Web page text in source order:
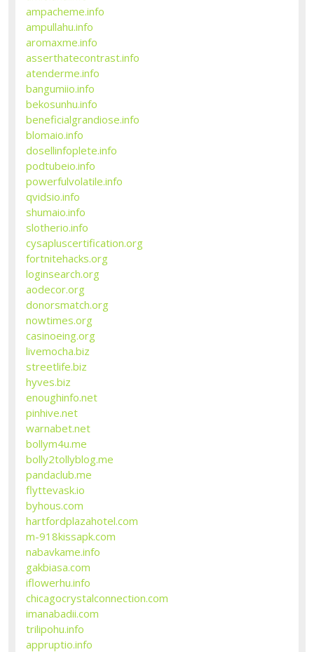
ampacheme.info
ampullahu.info
aromaxme.info
asserthatecontrast.info
atenderme.info
bangumiio.info
bekosunhu.info
beneficialgrandiose.info
blomaio.info
dosellinfoplete.info
podtubeio.info
powerfulvolatile.info
qvidsio.info
shumaio.info
slotherio.info
cysapluscertification.org
fortnitehacks.org
loginsearch.org
aodecor.org
donorsmatch.org
nowtimes.org
casinoeing.org
livemocha.biz
streetlife.biz
hyves.biz
enoughinfo.net
pinhive.net
warnabet.net
bollym4u.me
bolly2tollyblog.me
pandaclub.me
flyttevask.io
byhous.com
hartfordplazahotel.com
m-918kissapk.com
nabavkame.info
gakbiasa.com
iflowerhu.info
chicagocrystalconnection.com
imanabadii.com
trilipohu.info
appruptio.info